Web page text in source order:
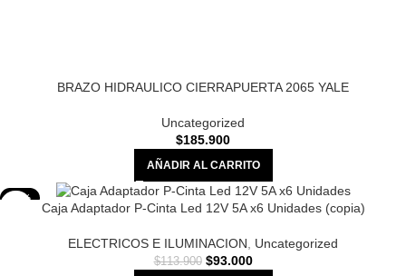
BRAZO HIDRAULICO CIERRAPUERTA 2065 YALE
Uncategorized
$185.900
AÑADIR AL CARRITO
-18%
Caja Adaptador P-Cinta Led 12V 5A x6 Unidades (copia)
ELECTRICOS E ILUMINACION Uncategorized
$113.900 $93.000